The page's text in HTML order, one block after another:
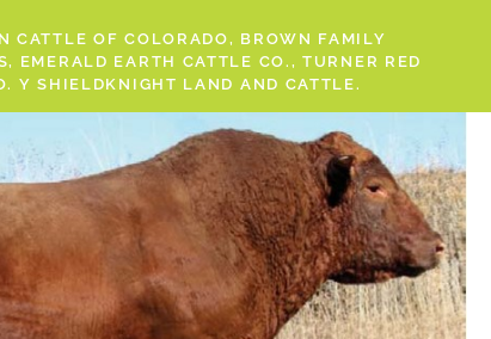
CATTLE OF COLORADO, BROWN FAMILY
EMERALD EARTH CATTLE CO., TURNER RED
Y SHIELDKNIGHT LAND AND CATTLE.